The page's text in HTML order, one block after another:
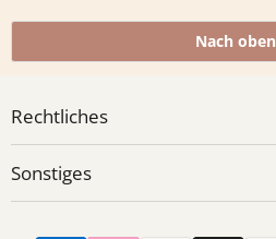
Nach oben
Rechtliches
Sonstiges